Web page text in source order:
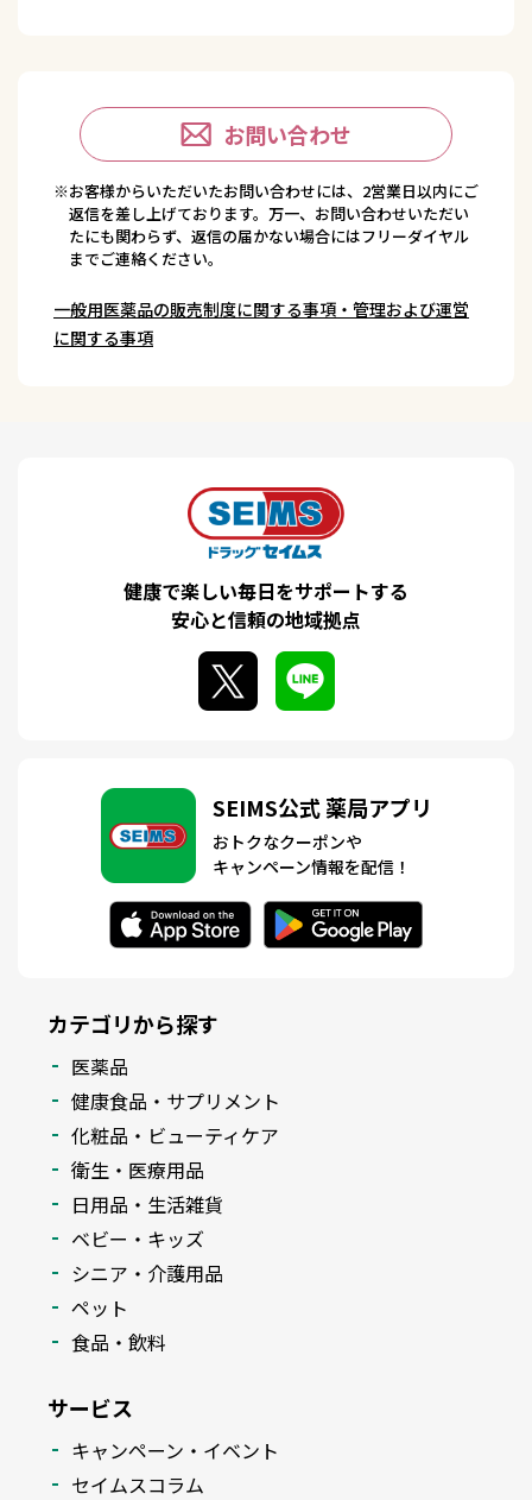
お問い合わせ
※お客様からいただいたお問い合わせには、2営業日以内にご
返信を差し上げております。万一、お問い合わせいただい
たにも関わらず、返信の届かない場合にはフリーダイヤル
までご連絡ください。
一般用医薬品の販売制度に関する事項・管理および運営
に関する事項
健康で楽しい毎日をサポートする
安心と信頼の地域拠点
SEIMS公式 薬局アプリ
おトクなクーポンや
キャンペーン情報を配信！
カテゴリから探す
医薬品
健康食品・サプリメント
化粧品・ビューティケア
衛生・医療用品
日用品・生活雑貨
ベビー・キッズ
シニア・介護用品
ペット
食品・飲料
サービス
キャンペーン・イベント
セイムスコラム